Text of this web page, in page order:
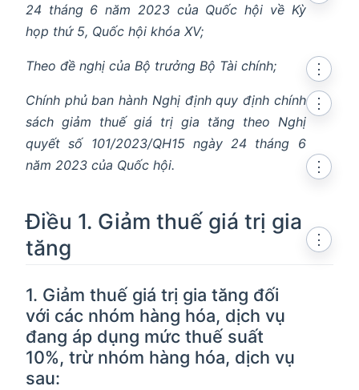
24 tháng 6 năm 2023 của Quốc hội về Kỳ
họp thứ 5, Quốc hội khóa XV;
Theo đề nghị của Bộ trưởng Bộ Tài chính;
⋮
Chính phủ ban hành Nghị định quy định chính
sách giảm thuế giá trị gia tăng theo Nghị
quyết số 101/2023/QH15 ngày 24 tháng 6
năm 2023 của Quốc hội.
⋮
Điều 1. Giảm thuế giá trị gia
tăng
⋮
1. Giảm thuế giá trị gia tăng đối
với các nhóm hàng hóa, dịch vụ
đang áp dụng mức thuế suất
10%, trừ nhóm hàng hóa, dịch vụ
sau:
⋮